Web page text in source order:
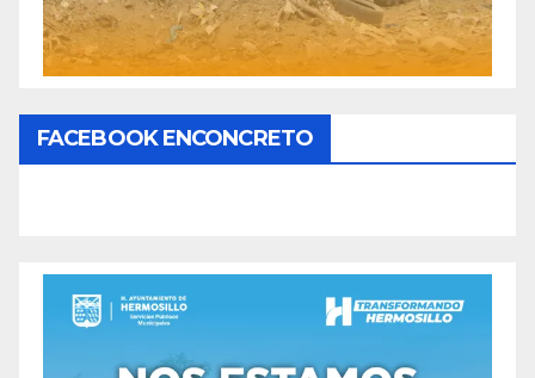
FACEBOOK ENCONCRETO